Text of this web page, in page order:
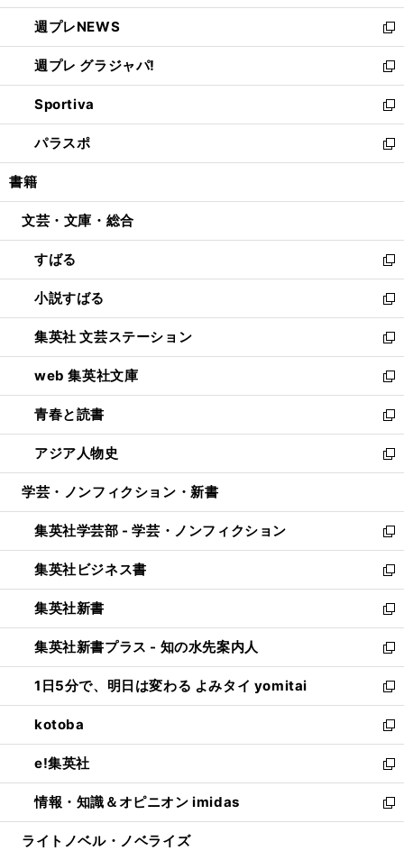
開
く
ウ
で
開
く
ン
ド
ウ
で
開
く
し
い
ウ
ィ
ン
ド
ウ
で
開
週プレNEWS
新
し
い
ウ
ィ
ン
ド
ウ
開
週プレ グラジャパ!
新
し
い
ウ
ィ
ン
ウ
開
く
Sportiva
新
し
い
ウ
ン
ウ
で
開
く
パラスポ
新
し
ウ
ン
ド
ウ
で
開
く
書籍
文芸・文庫・総合
すばる
新
し
い
ウ
ィ
ン
ド
ウ
で
開
く
小説すばる
新
し
い
ウ
ィ
ン
ド
ウ
で
開
集英社 文芸ステーション
新
し
い
ウ
ィ
ン
ド
ウ
開
く
web 集英社文庫
新
し
い
ウ
ィ
ン
ウ
で
開
く
青春と読書
新
し
い
ウ
ン
ド
ウ
で
開
く
アジア人物史
新
し
ウ
ィ
ン
ド
ウ
で
開
く
学芸・ノンフィクション・新書
集英社学芸部 - 学芸・ノンフィクション
新
し
い
ウ
ィ
ン
ド
ウ
で
開
く
集英社ビジネス書
新
し
い
ウ
ィ
ン
ド
ウ
で
開
く
集英社新書
新
し
い
ウ
ィ
ン
ド
ウ
で
開
く
集英社新書プラス - 知の水先案内人
新
し
い
ウ
ィ
ン
ド
ウ
で
開
1日5分で、明日は変わる よみタイ yomitai
新
し
い
ウ
ィ
ン
ド
ウ
kotoba
新
し
い
ウ
ィ
ン
e!集英社
新
し
い
ウ
情報・知識＆オピニオン imidas
新
し
ライトノベル・ノベライズ